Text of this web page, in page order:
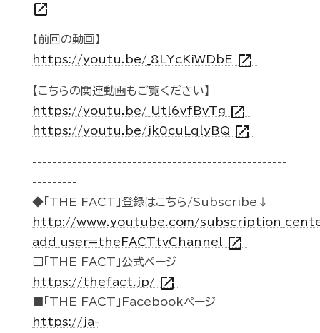
open_in_new
【前回の動画】
https://youtu.be/_8LYcKiWDbE open_in_new
【こちらの関連動画もご覧ください】
https://youtu.be/_Utl6vfBvTg open_in_new
https://youtu.be/jk0cuLqlyBQ open_in_new
---------------------------------------------------
---------
◆「THE FACT」登録はこちら/Subscribe↓
http://www.youtube.com/
add_user=theFACTtvChannel open_in_new
□「THE FACT」公式ページ
https://thefact.jp/ open_in_new
■「THE FACT」Facebookページ
https://ja-